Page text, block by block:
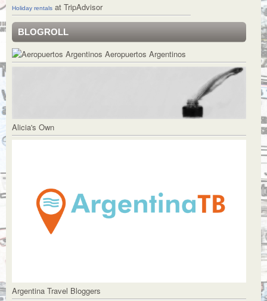
Holiday rentals at TripAdvisor
BLOGROLL
Aeropuertos Argentinos
Alicia's Own
Argentina Travel Bloggers